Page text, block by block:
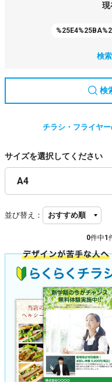
現
検
検
チラシ・フライヤ
サイズを選択してください
並び替え：
0件中1